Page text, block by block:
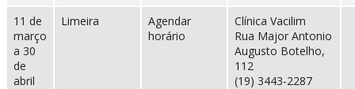
11 de
março
a 30
de
abril
Limeira
Agendar
horário
Clínica Vacilim
Rua Major Antonio
Augusto Botelho,
112
(19) 3443-2287